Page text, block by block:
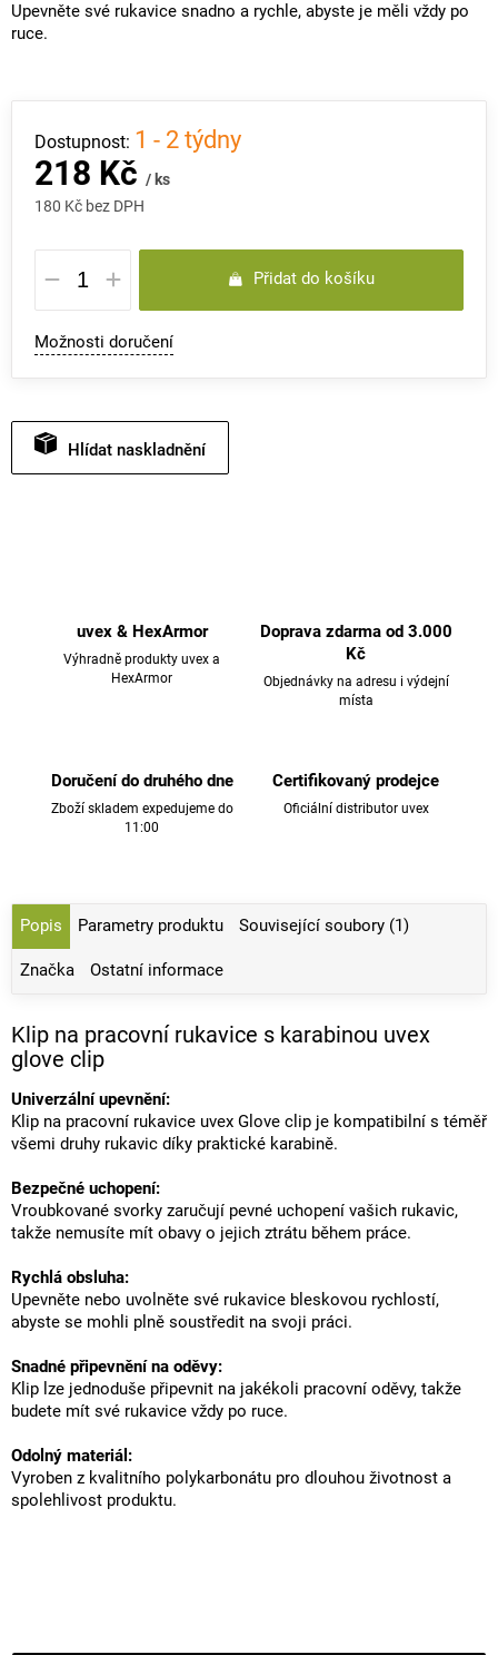
Upevněte své rukavice snadno a rychle, abyste je měli vždy po
ruce.
218 Kč / ks
180 Kč bez DPH
Měrná
cena:
1 - 2 týdny
Přidat do košíku
Možnosti doručení
Hlídat
uvex & HexArmor
Výhradně produkty uvex a
HexArmor
Doprava zdarma od 3.000
Kč
Objednávky na adresu i výdejní
místa
Doručení do druhého dne
Zboží skladem expedujeme do
11:00
Certifikovaný prodejce
Oficiální distributor uvex
Popis Parametry produktu Související soubory (1)
Značka Ostatní informace
Klip na pracovní rukavice s karabinou uvex
glove clip
Univerzální upevnění:
Klip na pracovní rukavice uvex Glove clip je kompatibilní s téměř
všemi druhy rukavic díky praktické karabině.
Bezpečné uchopení:
Vroubkované svorky zaručují pevné uchopení vašich rukavic,
takže nemusíte mít obavy o jejich ztrátu během práce.
Rychlá obsluha:
Upevněte nebo uvolněte své rukavice bleskovou rychlostí,
abyste se mohli plně soustředit na svoji práci.
Snadné připevnění na oděvy:
Klip lze jednoduše připevnit na jakékoli pracovní oděvy, takže
budete mít své rukavice vždy po ruce.
Odolný materiál:
Vyroben z kvalitního polykarbonátu pro dlouhou životnost a
spolehlivost produktu.